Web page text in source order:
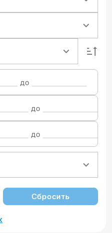
до
до
до
Сбросить